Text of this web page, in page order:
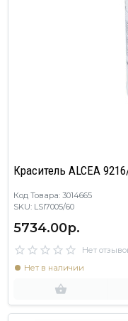
Краситель ALCEA
Код Товара: 3014665
SKU: LSI7005/60
5734.00р.
Нет
Нет в наличии